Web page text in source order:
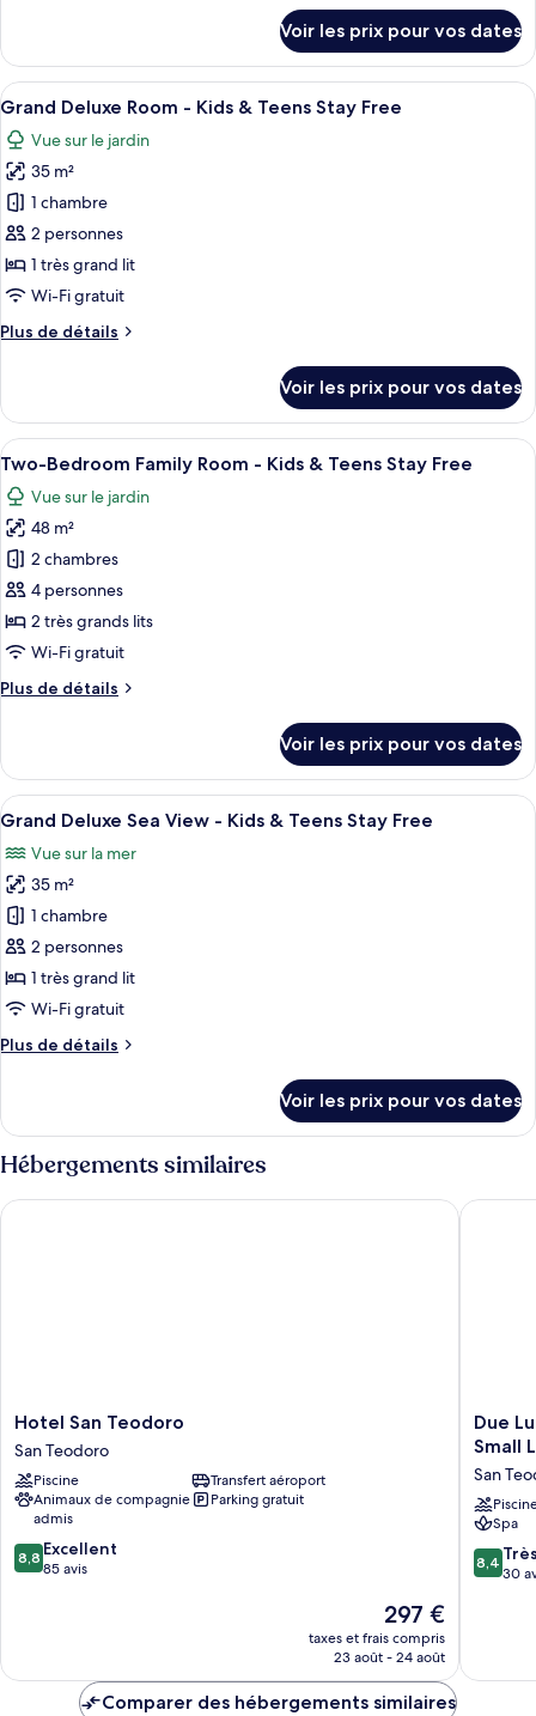
Kids
&
Teens
Stay
Free
le
type
de
Tavolara
Suite
Kids
&
Teens
Stay
Free
Voir les prix pour vos dates
Afficher
toutes
les
photos
pour
ce
type
de
chambre :
Grand
-
Kids
&
Teens
Stay
Free
Une chambre avec un lit, un mur
9
Grand Deluxe Room - Kids & Teens Stay Free
Vue sur le jardin
35 m²
1 chambre
2 personnes
1 très grand lit
Wi-Fi gratuit
Plus de détails
Plus
le
type
de
Grand
Deluxe
Room
Kids
&
Teens
Stay
Voir les prix pour vos dates
Afficher
toutes
les
photos
pour
ce
type
de
chambre :
Two-
Room
-
Kids
&
Teens
Stay
Free
Une chambre d’hôtel équipée d’un
9
Two-Bedroom Family Room - Kids & Teens Stay Free
Vue sur le jardin
48 m²
2 chambres
4 personnes
2 très grands lits
Wi-Fi gratuit
Plus de détails
Plus
le
type
de
Two-
Bedroom
Family
Room
Kids
&
Teens
Free
Voir les prix pour vos dates
Afficher
toutes
les
photos
pour
ce
type
de
chambre :
Grand
View
-
&
Une chambre d’hôtel avec un lit, un
7
Grand Deluxe Sea View - Kids & Teens Stay Free
Vue sur la mer
35 m²
1 chambre
2 personnes
1 très grand lit
Wi-Fi gratuit
Plus de détails
Plus
le
type
de
Grand
Voir les prix pour vos dates
Hébergements similaires
Hotel
San
Teodoro
San
Teodoro
Hotel San Teodoro
San Teodoro
Piscine
Transfert aéroport
Animaux de compagnie
admis
Parking gratuit
8.8
sur
8,8 Excellent
85 avis
Le
nouveau
prix
de
297 €
taxes et frais compris
23 août - 24 août
Hotel San Teodoro
Due
Lune
Resort
&
Golf
a
member
of
Due
Small
San
Spa
8.4
sur
8,4
30
Due
Comparer des hébergements similaires